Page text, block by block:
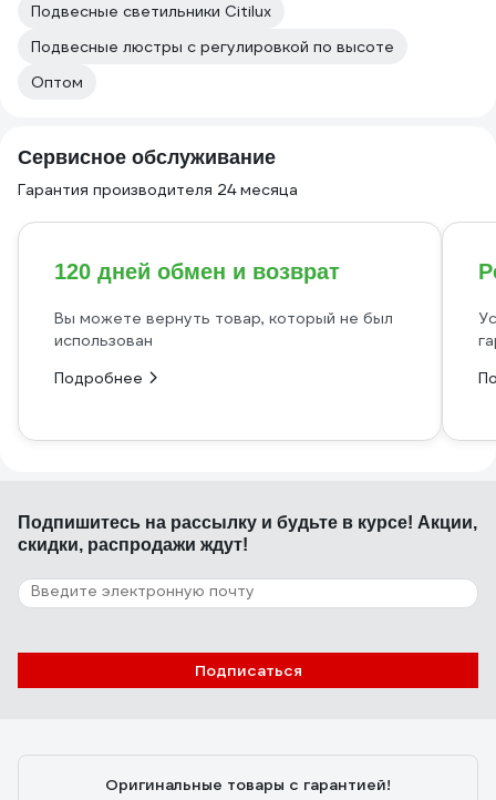
Подвесные светильники Citilux
Подвесные люстры с регулировкой по высоте
Оптом
Сервисное обслуживание
Гарантия производителя 24 месяца
120 дней обмен и возврат
Вы можете вернуть товар, который не был
использован
Подробнее
Подпишитесь на рассылку и будьте в курсе! Акции,
скидки, распродажи ждут!
Подписаться
Оригинальные товары с гарантией!